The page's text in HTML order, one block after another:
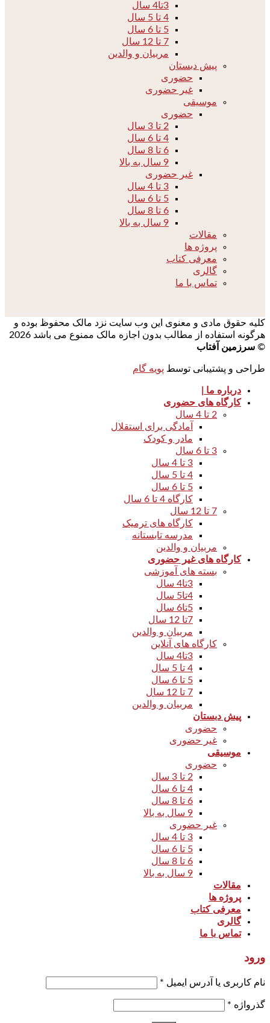
3تا4 سال
4 تا 5 سال
5 تا 6 سال
7 تا 12 سال
مربیان و والدین
پیش دبستان
حضوری
غیر حضوری
موسیقی
حضوری
2 تا 3 سال
4 تا 6 سال
6 تا 8 سال
9 سال به بالا
غیر حضوری
3 تا 4 سال
5 تا 6 سال
6 تا 8 سال
9 سال به بالا
مقالات
پروژه ها
معرفی کتاب
گالری
تماس با ما
کلیه حقوق مادی و معنوی این وب سایت نزد مالک محفوظ بوده و
هرگونه استفاده از مطالب بدون اجازه مالک ممنوع می باشد 2026
© سرزمین آفتاب
طراحی و پشتیبانی توسط پویه گام
درباره ما |
کارگاه های حضوری
2 تا 4 سال
آمادگی برای استقلال
مادر و کودک
3 تا 6 سال
3 تا 4 سال
4 تا 5 سال
5 تا 6 سال
کارگاه 4 تا 6 سال
7 تا 12 سال
کارگاه های ترمیک
مدرسه تابستانه
مربیان و والدین
کارگاه های غیر حضوری
بسته های آموزشی
3تا4 سال
4تا5 سال
5تا6 سال
7تا 12 سال
مربیان و والدین
کارگاه های آنلاین
3تا4 سال
4 تا 5 سال
5 تا 6 سال
7 تا 12 سال
مربیان و والدین
پیش دبستان
حضوری
غیر حضوری
موسیقی
حضوری
2 تا 3 سال
4 تا 6 سال
6 تا 8 سال
9 سال به بالا
غیر حضوری
3 تا 4 سال
5 تا 6 سال
6 تا 8 سال
9 سال به بالا
مقالات
پروژه ها
معرفی کتاب
گالری
تماس با ما
ورود
نام کاربری یا آدرس ایمیل *
گذرواژه *